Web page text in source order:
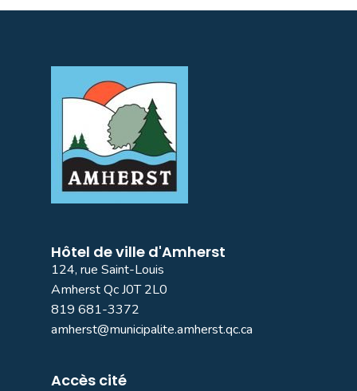
Hôtel de ville d'Amherst
124, rue Saint-Louis
Amherst Qc J0T 2L0
819 681-3372
amherst@municipalite.amherst.qc.ca
Accès cité